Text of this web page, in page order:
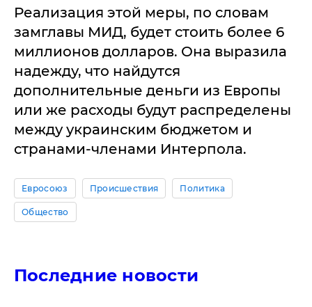
Реализация этой меры, по словам
замглавы МИД, будет стоить более 6
миллионов долларов. Она выразила
надежду, что найдутся
дополнительные деньги из Европы
или же расходы будут распределены
между украинским бюджетом и
странами-членами Интерпола.
Евросоюз Происшествия Политика
Общество
Последние новости